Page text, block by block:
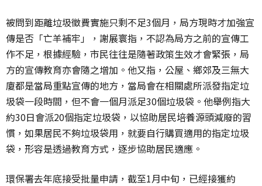
被問到距離垃圾徵費實施只剩不足3個月，局方現時才加強宣
傳是否「亡羊補牢」，謝展寰指，不認為局方之前的宣傳工
作不足，根據經驗，市民往往是隨著政策生效才會緊張，局
方的宣傳教育亦會隨之增加。他又指，公屋、鄉郊及三無大
廈都是當局重點宣傳的地方，當局會在相關處所派發指定垃
圾袋一段時間，但不會一個月派足30個垃圾袋。他舉例指大
約30日會派20個指定垃圾袋，以協助居民培養源頭減廢的習
慣，如果居民不夠垃圾袋用，就要自行購買適用的指定垃圾
袋，形容是透過教育方式，逐步協助居民適應。
環保署去年底接受批量申請，截至1月中旬，已經接獲約